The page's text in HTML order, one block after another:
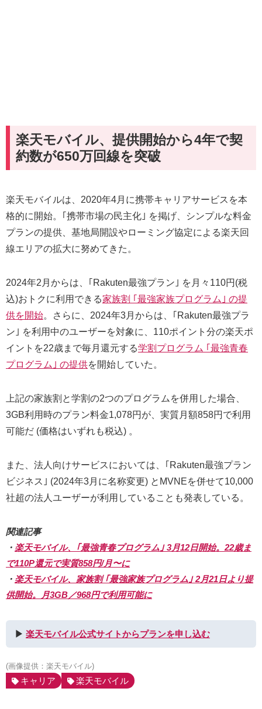
楽天モバイル、提供開始から4年で契
約数が650万回線を突破
楽天モバイルは、2020年4月に携帯キャリアサービスを本
格的に開始。｢携帯市場の民主化｣ を掲げ、シンプルな料金
プランの提供、基地局開設やローミング協定による楽天回
線エリアの拡大に努めてきた。
2024年2月からは、｢Rakuten最強プラン｣ を月々110円(税
込)おトクに利用できる家族割 ｢最強家族プログラム｣ の提
供を開始。さらに、2024年3月からは、｢Rakuten最強プラ
ン｣ を利用中のユーザーを対象に、110ポイント分の楽天ポ
イントを22歳まで毎月還元する学割プログラム ｢最強青春
プログラム｣ の提供を開始していた。
上記の家族割と学割の2つのプログラムを併用した場合、
3GB利用時のプラン料金1,078円が、実質月額858円で利用
可能だ (価格はいずれも税込) 。
また、法人向けサービスにおいては、｢Rakuten最強プラン
ビジネス｣ (2024年3月に名称変更) とMVNEを併せて10,000
社超の法人ユーザーが利用していることも発表している。
関連記事
・ 楽天モバイル、｢最強青春プログラム｣ 3月12日開始。22歳ま
で110P還元で実質858円/月〜に
・ 楽天モバイル、家族割 ｢最強家族プログラム｣ 2月21日より提
供開始。月3GB／968円で利用可能に
▶︎ 楽天モバイル公式サイトからプランを申し込む
(画像提供：楽天モバイル)
キャリア 楽天モバイル